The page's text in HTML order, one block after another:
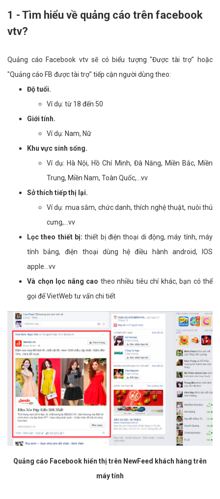
1 - Tìm hiểu về quảng cáo trên facebook
vtv?
Quảng cáo Facebook vtv sẽ có biểu tượng "Được tài trợ" hoặc
"Quảng cáo FB được tài trợ" tiếp cận người dùng theo:
Độ tuổi.
Ví dụ: từ 18 đến 50
Giới tính.
Ví dụ: Nam, Nữ
Khu vực sinh sống.
Ví dụ: Hà Nội, Hồ Chí Minh, Đà Năng, Miền Bắc, Miền
Trung, Miền Nam, Toàn Quốc,...vv
Sở thích tiếp thị lại.
Ví dụ: mua sắm, chức danh, thích nghệ thuật, nuôi thú
cưng,...vv
Lọc theo thiết bị:thiết bị điện thoại di động, máy tính, máy
tính bảng, điện thoại dùng hệ điều hành android, IOS
apple...vv
Và chọn lọc nâng cao theo nhiều tiêu chí khác, bạn có thể
gọi để VietWeb tư vấn chi tiết
Quảng cáo Facebook hiển thị trên NewFeed khách hàng trên
máy tính